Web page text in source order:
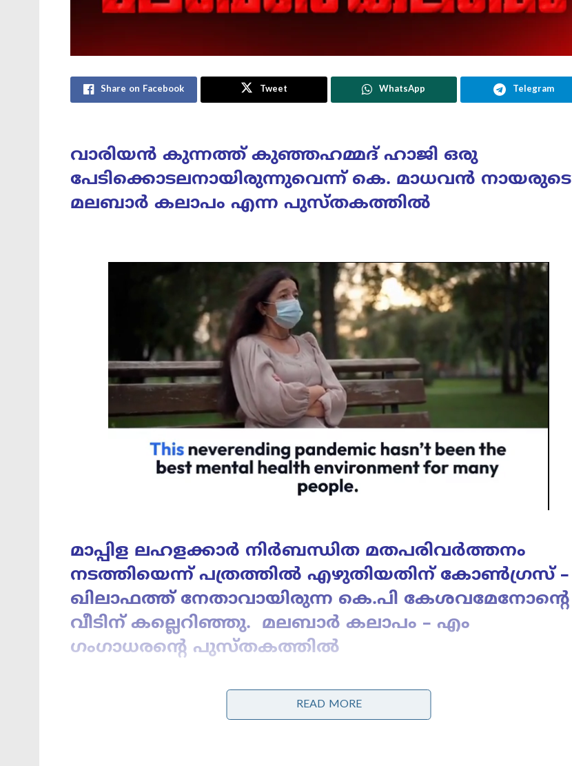
Share on Facebook Tweet WhatsApp Telegram
വാരിയൻ കുന്നത്ത് കുഞ്ഞഹമ്മദ് ഹാജി ഒരു
പേടിക്കൊടലനായിരുന്നുവെന്ന് കെ. മാധവൻ നായരുടെ
മലബാർ കലാപം എന്ന പുസ്തകത്തിൽ
മാപ്പിള ലഹളക്കാർ നിർബന്ധിത മതപരിവർത്തനം
നടത്തിയെന്ന് പത്രത്തിൽ എഴുതിയതിന് കോൺഗ്രസ് –
ഖിലാഫത്ത് നേതാവായിരുന്ന കെ.പി കേശവമേനോന്റെ
വീടിന് ‌കല്ലെറിഞ്ഞു. മലബാർ കലാപം – എം
ഗംഗാധരന്റെ പുസ്തകത്തിൽ
ഖിലാഫത്തിന്റെയും
READ MORE